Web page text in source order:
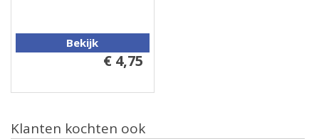
Bekijk
€ 4,75
Klanten kochten ook